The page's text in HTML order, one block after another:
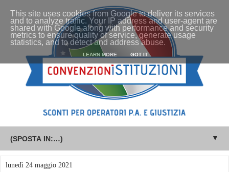
▼
lunedì 24 maggio 2021
This site uses cookies from Google to deliver its services
and to analyze traffic. Your IP address and user-agent are
shared with Google along with performance and security
metrics to ensure quality of service, generate usage
statistics, and to detect and address abuse.
LEARN MORE GOT IT